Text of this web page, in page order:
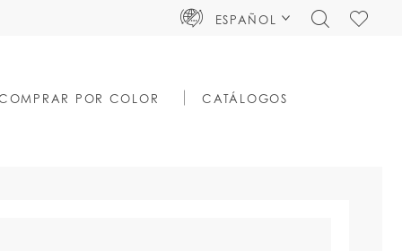
ESPAÑOL
TOGGLECHECK
POR COLOR CATÁLOGOS